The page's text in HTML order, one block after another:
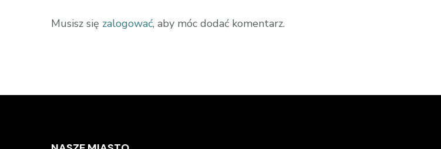
Musisz się zalogować, aby móc dodać komentarz.